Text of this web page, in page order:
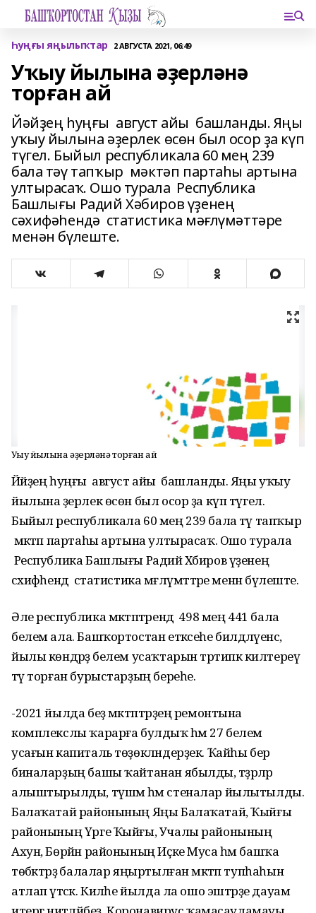
Һуңғы яңылыҡтар 2 АВГУСТА 2021, 06:49
Уҡыу йылына әҙерләнә
торған ай
Йәйҙең һуңғы август айы башланды. Яңы
уҡыу йылына әҙерлек өсөн был осор ҙа күп
түгел. Быйыл республикала 60 мең 239
бала тәү тапҡыр мәктәп партаһы артына
ултырасаҡ. Ошо турала Республика
Башлығы Радий Хәбиров үҙенең
сәхифәһендә статистика мәғлүмәттәре
менән бүлеште.
Уҡыу йылына әҙерләнә торған ай
Йәйҙең һуңғы август айы башланды. Яңы уҡыу
йылына әҙерлек өсөн был осор ҙа күп түгел.
Быйыл республикала 60 мең 239 бала тәү тапҡыр
мәктәп партаһы артына ултырасаҡ. Ошо турала
Республика Башлығы Радий Хәбиров үҙенең
сәхифәһендә статистика мәғлүмәттәре менән бүлеште.
Әле республика мәктәптәрендә 498 мең 441 бала
белем ала. Башҡортостан етәксеһе билдәләүенсә,
йылы көндәрҙә белем усаҡтарын тәртипкә килтереү
тәү торған бурыстарҙың береһе.
-2021 йылда беҙ мәктәптәрҙең ремонтына
комплекслы ҡарарға булдыҡ һәм 27 белем
усағын капиталь төҙөкләндерҙек. Ҡайһы бер
биналарҙың башы ҡайтанан ябылды, тәҙрәләр
алыштырылды, түшәм һәм стеналар йылытылды.
Балаҡатай районының Яңы Балаҡатай, Ҡыйғы
районының Үрге Ҡыйғы, Учалы районының
Ахун, Бөрйән районының Иҫке Муса һәм башҡа
төбәктәрҙә балалар яңыртылған мәктәп тупһаһын
атлап үтәсәк. Киләһе йылда ла ошо эштәрҙе дауам